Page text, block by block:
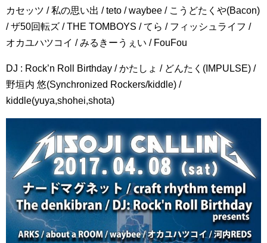
カセッツ / 私の思い出 / teto / waybee / こうどたくや(Bacon)
/ ザ50回転ズ / THE TOMBOYS / てら / フィッシュライフ /
オカユハツコイ / みるきーうぇい / FouFou
DJ : Rock’n Roll Birthday / かたしょ / どんたく(IMPULSE) /
野垣内 悠(Synchronized Rockers/kiddle) /
kiddle(yuya,shohei,shota)